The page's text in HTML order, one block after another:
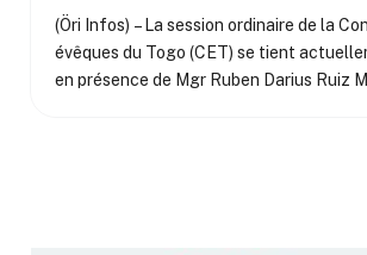
(Öri Infos) – La session ordinaire de la
évêques du Togo (CET) se tient
en présence de Mgr Ruben Darius Ruiz